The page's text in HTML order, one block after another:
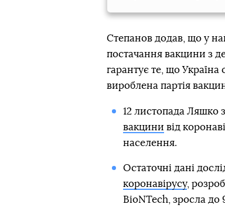
Степанов додав, що у
постачання вакцини з
гарантує те, що
вироблена партія
12 листопада Ляшко
вакцини від
населення.
Остаточні дані
коронавірусу,
BioNTech, зросла